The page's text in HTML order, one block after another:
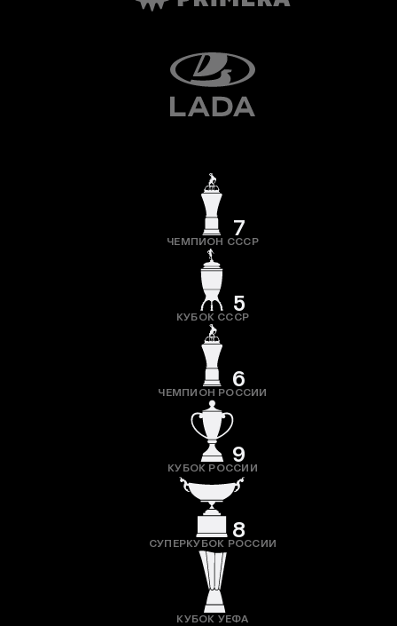
7
ЧЕМПИОН СССР
5
КУБОК СССР
6
ЧЕМПИОН РОССИИ
9
КУБОК РОССИИ
8
СУПЕРКУБОК РОССИИ
КУБОК УЕФА